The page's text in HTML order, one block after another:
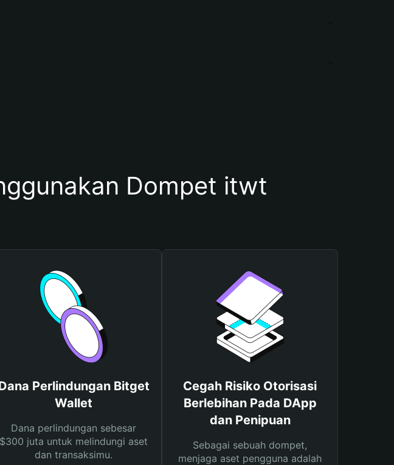
Dompet itwt
Perlindungan Bitget
Wallet
Dana perlindungan sebesar
$300 juta untuk melindungi aset
dan transaksimu.
Cegah Risiko Otorisasi
Berlebihan Pada DApp
dan Penipuan
Sebagai sebuah dompet,
menjaga aset pengguna adalah